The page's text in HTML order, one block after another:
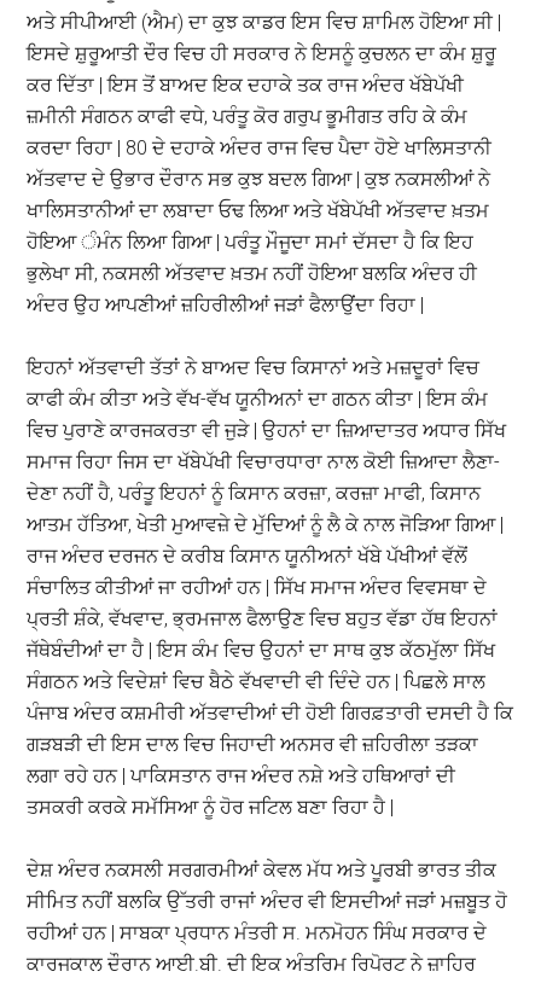
ਅਤੇ ਸੀਪੀਆਈ (ਐਮ) ਦਾ ਕੁਝ ਕਾਡਰ ਇਸ ਵਿਚ ਸ਼ਾਮਿਲ ਹੋਇਆ ਸੀ |
ਇਸਦੇ ਸ਼ੁਰੂਆਤੀ ਦੌਰ ਵਿਚ ਹੀ ਸਰਕਾਰ ਨੇ ਇਸਨੂੰ ਕੁਚਲਨ ਦਾ ਕੰਮ ਸ਼ੁਰੂ
ਕਰ ਦਿੱਤਾ | ਇਸ ਤੋਂ ਬਾਅਦ ਇਕ ਦਹਾਕੇ ਤਕ ਰਾਜ ਅੰਦਰ ਖੱਬੇਪੱਖੀ
ਜ਼ਮੀਨੀ ਸੰਗਠਨ ਕਾਫੀ ਵਧੇ, ਪਰੰਤੂ ਕੋਰ ਗਰੁਪ ਭੂਮੀਗਤ ਰਹਿ ਕੇ ਕੰਮ
ਕਰਦਾ ਰਿਹਾ | 80 ਦੇ ਦਹਾਕੇ ਅੰਦਰ ਰਾਜ ਵਿਚ ਪੈਦਾ ਹੋਏ ਖਾਲਿਸਤਾਨੀ
ਅੱਤਵਾਦ ਦੇ ਉਭਾਰ ਦੌਰਾਨ ਸਭ ਕੁਝ ਬਦਲ ਗਿਆ | ਕੁਝ ਨਕਸਲੀਆਂ ਨੇ
ਖਾਲਿਸਤਾਨੀਆਂ ਦਾ ਲਬਾਦਾ ਓਢ ਲਿਆ ਅਤੇ ਖੱਬੇਪੱਖੀ ਅੱਤਵਾਦ ਖ਼ਤਮ
ਹੋਇਆ ੰਮੰਨ ਲਿਆ ਗਿਆ | ਪਰੰਤੂ ਮੌਜੂਦਾ ਸਮਾਂ ਦੱਸਦਾ ਹੈ ਕਿ ਇਹ
ਭੁਲੇਖਾ ਸੀ, ਨਕਸਲੀ ਅੱਤਵਾਦ ਖ਼ਤਮ ਨਹੀਂ ਹੋਇਆ ਬਲਕਿ ਅੰਦਰ ਹੀ
ਅੰਦਰ ਉਹ ਆਪਣੀਆਂ ਜ਼ਹਿਰੀਲੀਆਂ ਜੜਾਂ ਫੈਲਾਉਂਦਾ ਰਿਹਾ |
ਇਹਨਾਂ ਅੱਤਵਾਦੀ ਤੱਤਾਂ ਨੇ ਬਾਅਦ ਵਿਚ ਕਿਸਾਨਾਂ ਅਤੇ ਮਜ਼ਦੂਰਾਂ ਵਿਚ
ਕਾਫੀ ਕੰਮ ਕੀਤਾ ਅਤੇ ਵੱਖ-ਵੱਖ ਯੂਨੀਅਨਾਂ ਦਾ ਗਠਨ ਕੀਤਾ | ਇਸ ਕੰਮ
ਵਿਚ ਪੁਰਾਣੇ ਕਾਰਜਕਰਤਾ ਵੀ ਜੁੜੇ | ਉਹਨਾਂ ਦਾ ਜ਼ਿਆਦਾਤਰ ਅਧਾਰ ਸਿੱਖ
ਸਮਾਜ ਰਿਹਾ ਜਿਸ ਦਾ ਖੱਬੇਪੱਖੀ ਵਿਚਾਰਧਾਰਾ ਨਾਲ ਕੋਈ ਜ਼ਿਆਦਾ ਲੈਣਾ-
ਦੇਣਾ ਨਹੀਂ ਹੈ, ਪਰੰਤੂ ਇਹਨਾਂ ਨੂੰ ਕਿਸਾਨ ਕਰਜ਼ਾ, ਕਰਜ਼ਾ ਮਾਫੀ, ਕਿਸਾਨ
ਆਤਮ ਹੱਤਿਆ, ਖੇਤੀ ਮੁਆਵਜ਼ੇ ਦੇ ਮੁੱਦਿਆਂ ਨੂੰ ਲੈ ਕੇ ਨਾਲ ਜੋੜਿਆ ਗਿਆ |
ਰਾਜ ਅੰਦਰ ਦਰਜਨ ਦੇ ਕਰੀਬ ਕਿਸਾਨ ਯੂਨੀਅਨਾਂ ਖੱਬੇ ਪੱਖੀਆਂ ਵੱਲੋਂ
ਸੰਚਾਲਿਤ ਕੀਤੀਆਂ ਜਾ ਰਹੀਆਂ ਹਨ | ਸਿੱਖ ਸਮਾਜ ਅੰਦਰ ਵਿਵਸਥਾ ਦੇ
ਪ੍ਰਤੀ ਸ਼ੰਕੇ, ਵੱਖਵਾਦ, ਭ੍ਰਮਜਾਲ ਫੈਲਾਉਣ ਵਿਚ ਬਹੁਤ ਵੱਡਾ ਹੱਥ ਇਹਨਾਂ
ਜੱਥੇਬੰਦੀਆਂ ਦਾ ਹੈ | ਇਸ ਕੰਮ ਵਿਚ ਉਹਨਾਂ ਦਾ ਸਾਥ ਕੁਝ ਕੱਠਮੁੱਲਾ ਸਿੱਖ
ਸੰਗਠਨ ਅਤੇ ਵਿਦੇਸ਼ਾਂ ਵਿਚ ਬੈਠੇ ਵੱਖਵਾਦੀ ਵੀ ਦਿੰਦੇ ਹਨ | ਪਿਛਲੇ ਸਾਲ
ਪੰਜਾਬ ਅੰਦਰ ਕਸ਼ਮੀਰੀ ਅੱਤਵਾਦੀਆਂ ਦੀ ਹੋਈ ਗਿਰਫ਼ਤਾਰੀ ਦਸਦੀ ਹੈ ਕਿ
ਗੜਬੜੀ ਦੀ ਇਸ ਦਾਲ ਵਿਚ ਜਿਹਾਦੀ ਅਨਸਰ ਵੀ ਜ਼ਹਿਰੀਲਾ ਤੜਕਾ
ਲਗਾ ਰਹੇ ਹਨ | ਪਾਕਿਸਤਾਨ ਰਾਜ ਅੰਦਰ ਨਸ਼ੇ ਅਤੇ ਹਥਿਆਰਾਂ ਦੀ
ਤਸਕਰੀ ਕਰਕੇ ਸਮੱਸਿਆ ਨੂੰ ਹੋਰ ਜਟਿਲ ਬਣਾ ਰਿਹਾ ਹੈ |
ਦੇਸ਼ ਅੰਦਰ ਨਕਸਲੀ ਸਰਗਰਮੀਆਂ ਕੇਵਲ ਮੱਧ ਅਤੇ ਪੂਰਬੀ ਭਾਰਤ ਤੀਕ
ਸੀਮਿਤ ਨਹੀਂ ਬਲਕਿ ਉੱਤਰੀ ਰਾਜਾਂ ਅੰਦਰ ਵੀ ਇਸਦੀਆਂ ਜੜਾਂ ਮਜ਼ਬੂਤ ਹੋ
ਰਹੀਆਂ ਹਨ | ਸਾਬਕਾ ਪ੍ਰਧਾਨ ਮੰਤਰੀ ਸ. ਮਨਮੋਹਨ ਸਿੰਘ ਸਰਕਾਰ ਦੇ
ਕਾਰਜਕਾਲ ਦੌਰਾਨ ਆਈ.ਬੀ. ਦੀ ਇਕ ਅੰਤਰਿਮ ਰਿਪੋਰਟ ਨੇ ਜ਼ਾਹਿਰ